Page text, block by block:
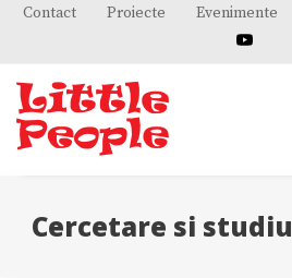
SkipContact Proiecte Evenimente
Cercetare si studiu